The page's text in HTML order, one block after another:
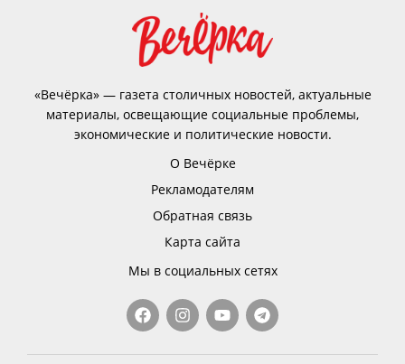
«Вечёрка» — газета столичных новостей, актуальные
материалы, освещающие социальные проблемы,
экономические и политические новости.
О Вечёрке
Рекламодателям
Обратная связь
Карта сайта
Мы в социальных сетях